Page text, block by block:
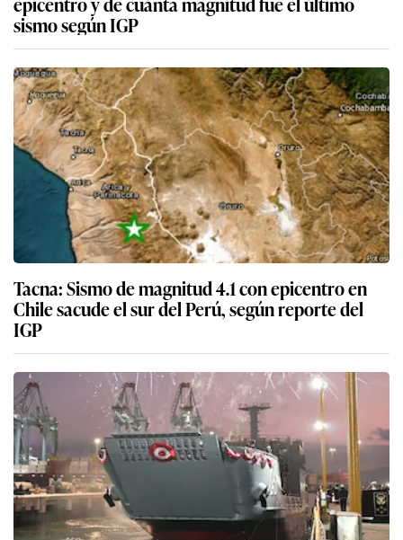
sismo según IGP
Tacna: Sismo de magnitud 4.1 con epicentro en
Chile sacude el sur del Perú, según reporte del
IGP